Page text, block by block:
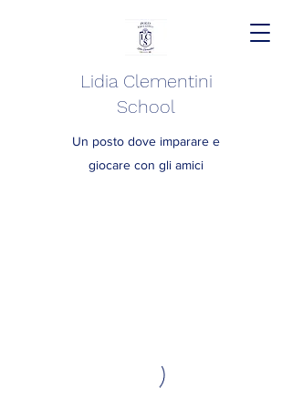
Lidia Clementini
School
Un posto dove imparare e
giocare con gli amici